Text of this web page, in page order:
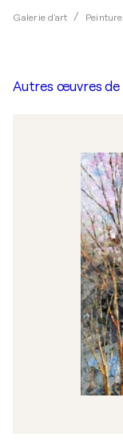
Galerie d'art Peinture
Autres œuvres de